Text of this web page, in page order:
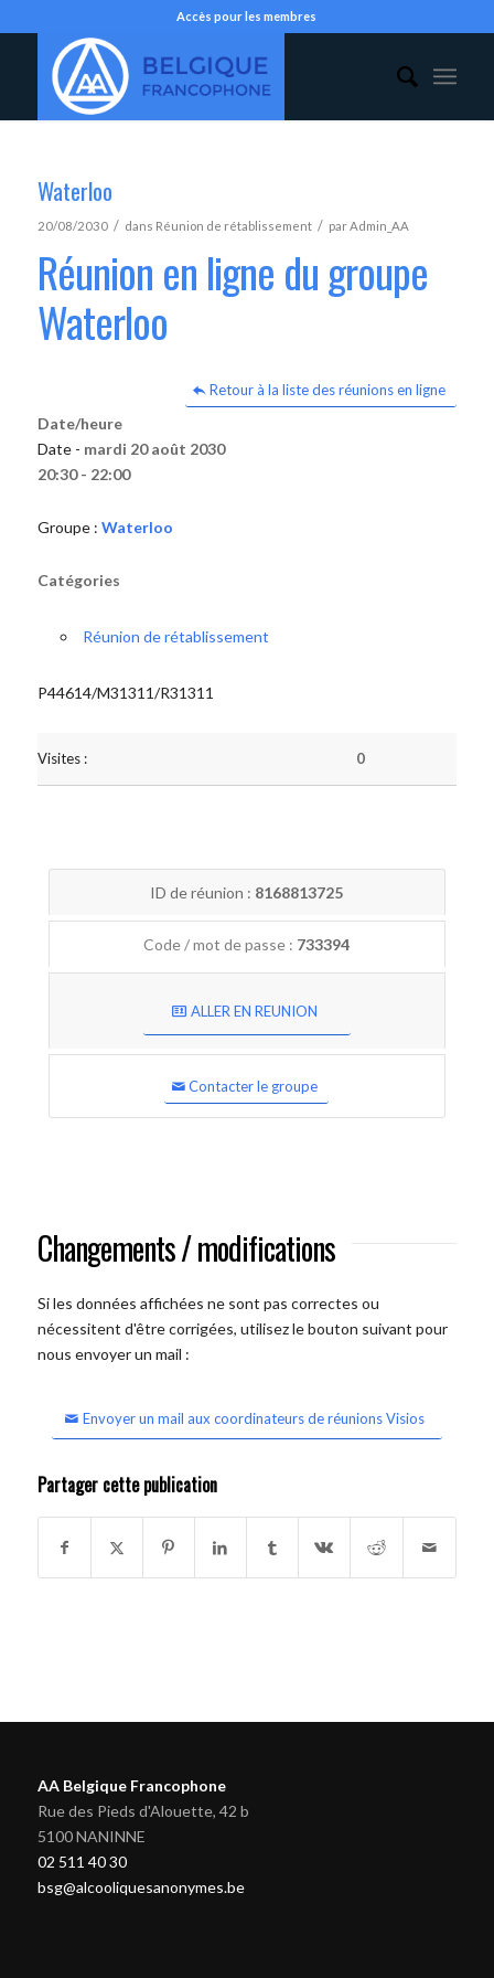
Accès pour les membres
Waterloo
20/08/2030 / dans Réunion de rétablissement / parAdmin_AA
Réunion en ligne du groupe
Waterloo
Retour à la liste des réunions en ligne
Date/heure
Date - mardi 20 août 2030
20:30 - 22:00
Groupe : Waterloo
Catégories
Réunion de rétablissement
P44614/M31311/R31311
Visites : 0
ID de réunion : 8168813725
Code / mot de passe : 733394
ALLER EN REUNION
Contacter le groupe
Changements / modifications
Si les données affichées ne sont pas correctes ou
nécessitent d'être corrigées, utilisez le bouton suivant pour
nous envoyer un mail :
Envoyer un mail aux coordinateurs de réunions Visios
Partager cette publication
AA Belgique Francophone
Rue des Pieds d'Alouette, 42 b
5100 NANINNE
02 511 40 30
bsg@alcooliquesanonymes.be